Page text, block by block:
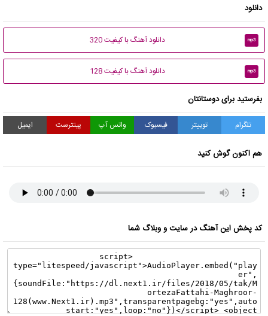
دانلود
mp3 دانلود آهنگ با کیفیت 320
mp3 دانلود آهنگ با کیفیت 128
بفرستید برای دوستانتان
تلگرام توییتر فیسبوک واتس آپ پینترست ایمیل
هم اکنون گوش کنید
کد پخش این آهنگ در سایت و وبلاگ شما